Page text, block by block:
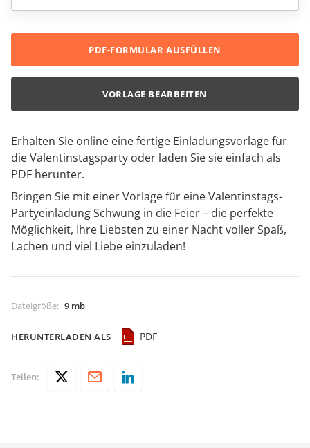
Erhalten Sie online eine fertige Einladungsvorlage für
die Valentinstagsparty oder laden Sie sie einfach als
PDF herunter.
Bringen Sie mit einer Vorlage für eine Valentinstags-
Partyeinladung Schwung in die Feier – die perfekte
Möglichkeit, Ihre Liebsten zu einer Nacht voller Spaß,
Lachen und viel Liebe einzuladen!
Dateigröße: 9 mb
HERUNTERLADEN ALS PDF
PDF-FORMULAR AUSFÜLLEN
VORLAGE BEARBEITEN
Teilen: